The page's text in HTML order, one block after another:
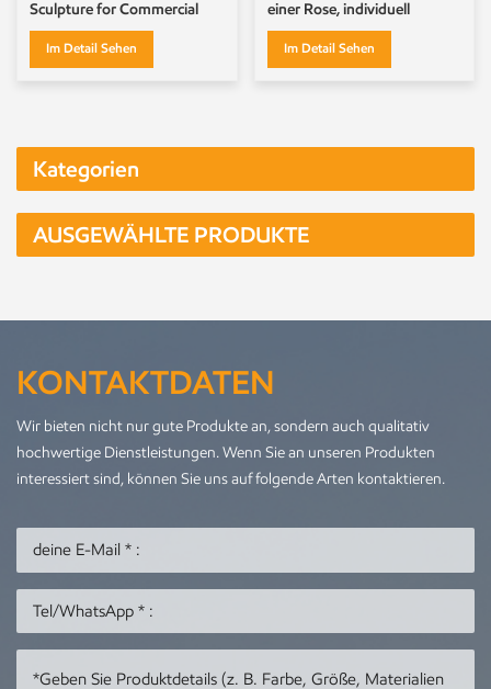
Sculpture for Commercial
Plaza Art Projects
Im Detail Sehen
einer Rose, individuell
anpassbar
Im Detail Sehen
Kategorien
AUSGEWÄHLTE PRODUKTE
KONTAKTDATEN
Wir bieten nicht nur gute Produkte an, sondern auch qualitativ
hochwertige Dienstleistungen. Wenn Sie an unseren Produkten
interessiert sind, können Sie uns auf folgende Arten kontaktieren.